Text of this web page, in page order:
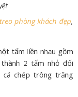
phòng khách đẹp,
tấm liền nhau gồm
2 tấm nhỏ đối
cá chép trông trăng